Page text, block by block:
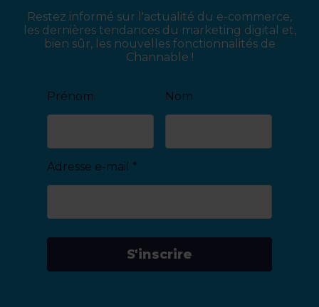
Restez informé sur l'actualité du e-commerce,
les dernières tendances du marketing digital et,
bien sûr, les nouvelles fonctionnalités de
Channable !
Prénom Nom
Adresse e-mail *
S'inscrire